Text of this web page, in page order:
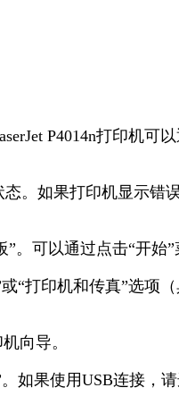
P4014n打印机可
。如果打印机显示错
。可以通过点击“开始
“打印机和传真”选项
向导。
如果使用USB连接，